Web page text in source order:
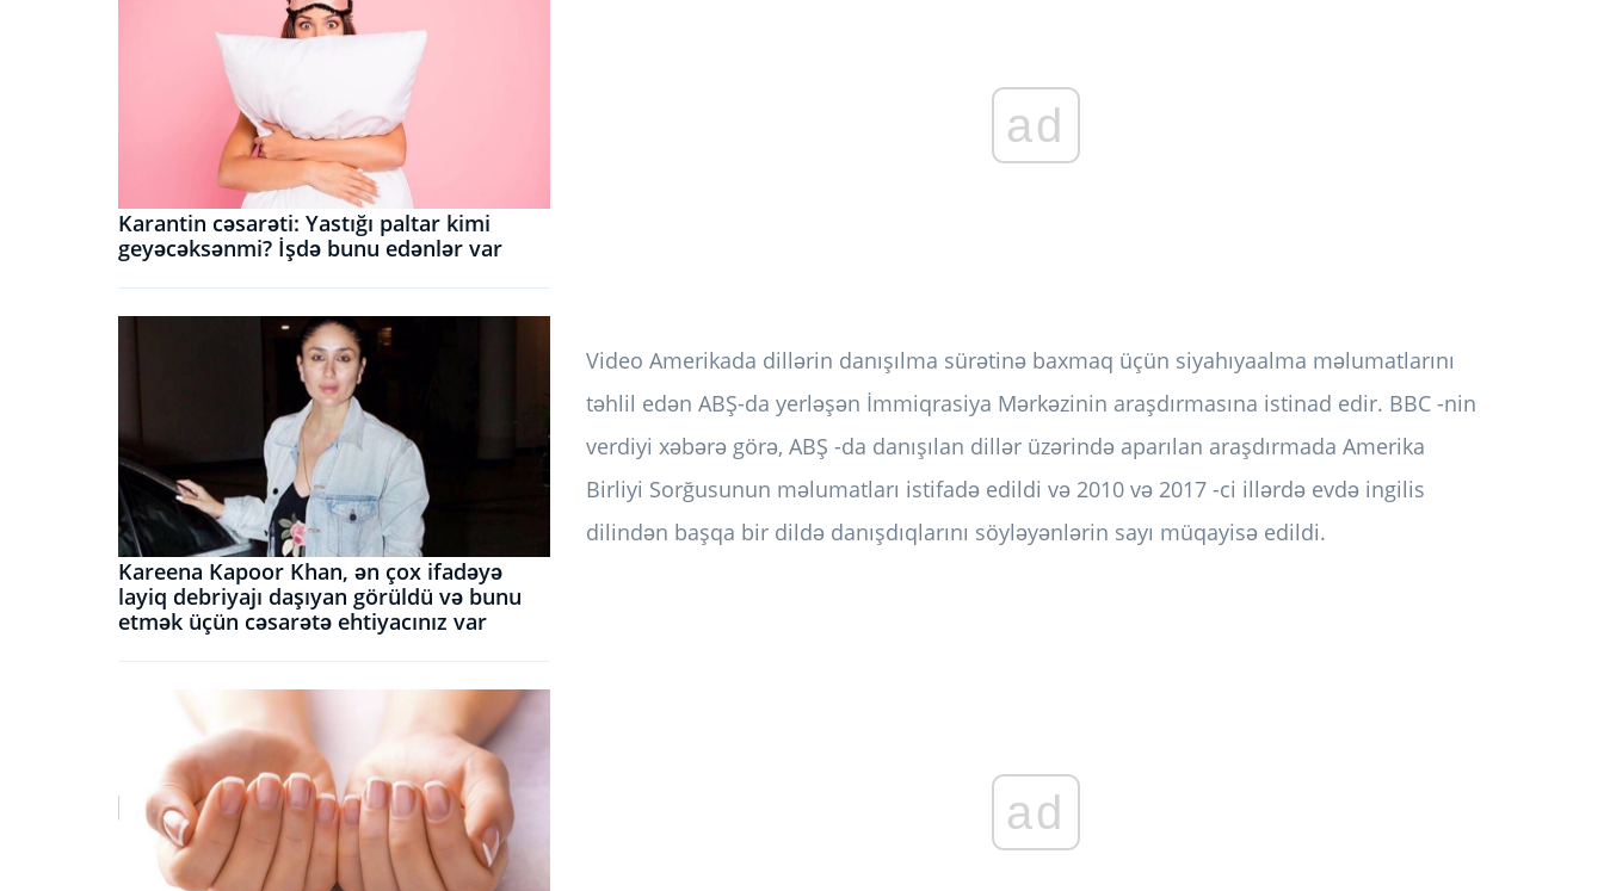
Karantin cəsarəti: Yastığı paltar kimi
geyəcəksənmi? İşdə bunu edənlər var
Kareena Kapoor Khan, ən çox ifadəyə
layiq debriyajı daşıyan görüldü və bunu
etmək üçün cəsarətə ehtiyacınız var
ad
Video Amerikada dillərin danışılma sürətinə baxmaq üçün siyahıyaalma məlumatlarını
təhlil edən ABŞ-da yerləşən İmmiqrasiya Mərkəzinin araşdırmasına istinad edir. BBC -nin
verdiyi xəbərə görə, ABŞ -da danışılan dillər üzərində aparılan araşdırmada Amerika
Birliyi Sorğusunun məlumatları istifadə edildi və 2010 və 2017 -ci illərdə evdə ingilis
dilindən başqa bir dildə danışdıqlarını söyləyənlərin sayı müqayisə edildi.
ad